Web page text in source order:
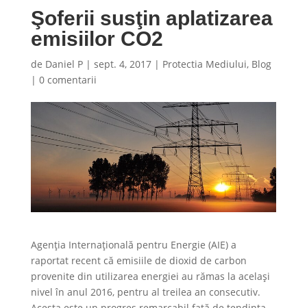
Şoferii susţin aplatizarea
emisiilor CO2
de Daniel P| sept. 4, 2017| Protectia Mediului, Blog
| 0 comentarii
Agenția Internațională pentru Energie (AIE) a
raportat recent că emisiile de dioxid de carbon
provenite din utilizarea energiei au rămas la acelaşi
nivel în anul 2016, pentru al treilea an consecutiv.